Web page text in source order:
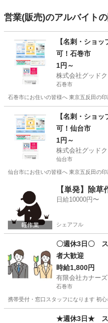
営業(販売)のアルバイト
【名刺・ショ
可！石巻市
1円～
株式会社グッド
石巻市
石巻市にお住いの皆様へ 東京五反田の
営業
【名刺・ショ
可！仙台市
1円～
株式会社グッド
仙台市
仙台市にお住いの皆様へ 東京五反田の
営業 スタッフ
【単発】除草
日給10000円〜
シェアフル
〇週休3日〇
者大歓迎
時給1,800円
有限会社カナー
石巻市
携帯受付・窓口スタッフになります 初
携帯ショップ
★週休3日★ ス